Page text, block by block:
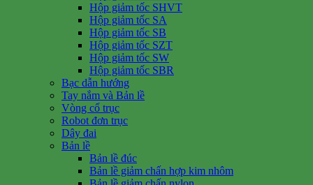
Hộp giảm tốc SHVT
Hộp giảm tốc SA
Hộp giảm tốc SB
Hộp giảm tốc SZT
Hộp giảm tốc SW
Hộp giảm tốc SBR
Bạc dẫn hướng
Tay nắm và Bản lề
Vòng cổ trục
Robot đơn trục
Dây đai
Bản lề
Bản lề đúc
Bản lề giảm chấn hợp kim nhôm